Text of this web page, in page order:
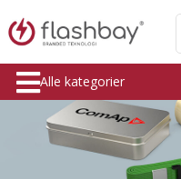
Alle kategorier